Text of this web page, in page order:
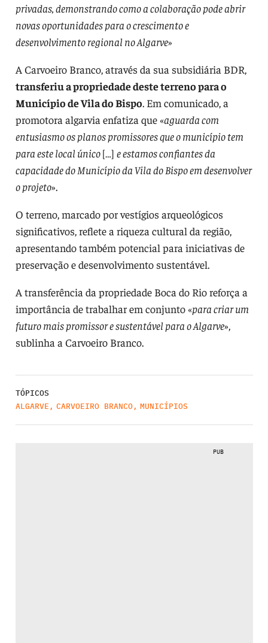
privadas, demonstrando como a colaboração pode abrir
novas oportunidades para o crescimento e
desenvolvimento regional no Algarve»
A Carvoeiro Branco, através da sua subsidiária BDR,
transferiu a propriedade deste terreno para o
Município de Vila do Bispo. Em comunicado, a
promotora algarvia enfatiza que «aguarda com
entusiasmo os planos promissores que o município tem
para este local único[…] e estamos confiantes da
capacidade do Município da Vila do Bispo em desenvolver
o projeto».
O terreno, marcado por vestígios arqueológicos
significativos, reflete a riqueza cultural da região,
apresentando também potencial para iniciativas de
preservação e desenvolvimento sustentável.
A transferência da propriedade Boca do Rio reforça a
importância de trabalhar em conjunto «para criar um
futuro mais promissor e sustentável para o Algarve»,
sublinha a Carvoeiro Branco.
TÓPICOS
ALGARVE , CARVOEIRO BRANCO, MUNICÍPIOS
PUB